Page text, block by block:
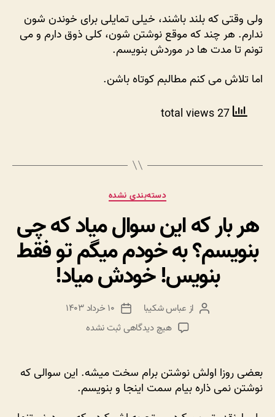
چون
بعدا
تمایلی
خوندشون
ندارم!
ولی وقتی که بلند باشند، خیلی تمایلی برای خوندن شون
ندارم. هر چند که موقع نوشتن شون، کلی ذوق دارم و می
تونم تا مدت ها در موردش بنویسم.
اما تلاش می کنم مطالبم کوتاه باشن.
دسته‌ها
دسته‌بندی نشده
هر بار که این سوال میاد که چی
بنویسم؟ به خودم میگم تو فقط
بنویس! خودش میاد!
نویسنده
نوشته
از عباس شکیبا
تاریخ
نوشته
۱۰ خرداد ۱۴۰۳
هیچ دیدگاهیبرای
که
سوال
ثبت نشده
بعضی روزا اولش نوشتن برام سخت میشه. این سوالی که
نوشتن نمی ذاره بیام سمت اینجا و بنویسم.